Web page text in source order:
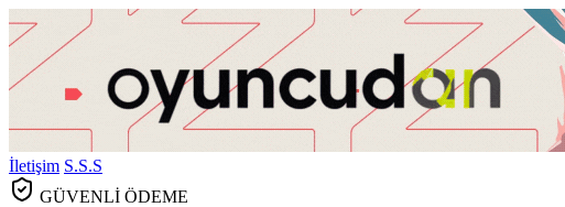
İletişim S.S.S
GÜVENLİ ÖDEME